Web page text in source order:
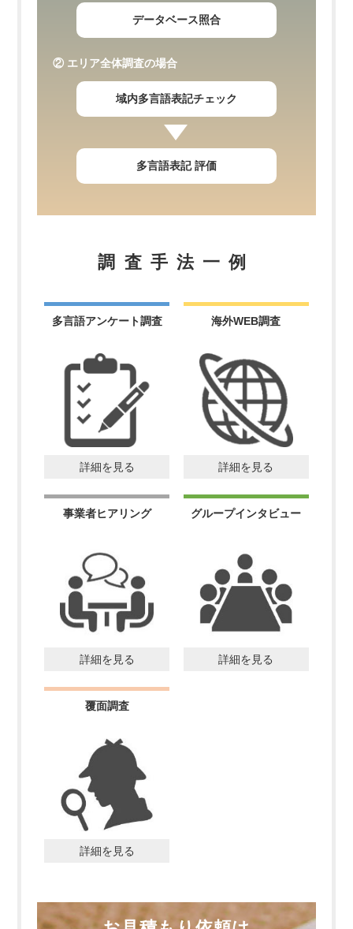
データベース照合
② エリア全体調査の場合
域内多言語表記チェック
多言語表記 評価
調査手法一例
多言語アンケート調査
詳細を見る
海外WEB調査
詳細を見る
事業者ヒアリング
詳細を見る
グループインタビュー
詳細を見る
覆面調査
詳細を見る